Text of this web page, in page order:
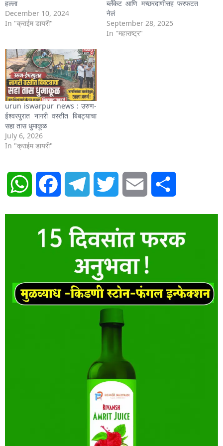
हल्ला
December 10, 2024
In "क्राईम डायरी"
ब्लँकेट आणि मच्छरदाणीसह फरफटत
नेलं
September 28, 2025
In "महाराष्ट्र"
urun iswarpur news : उरुण-
ईश्वरपुरात नागरी वस्तीत बिबट्याचा
सहा तास धुमाकूळ
July 6, 2026
In "क्राईम डायरी"
WhatsAppFacebook Telegram Twitter Email